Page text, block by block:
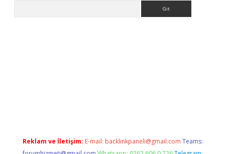
Reklam ve İletişim: E-mail: backlinkpaneli@gmail.com Teams: